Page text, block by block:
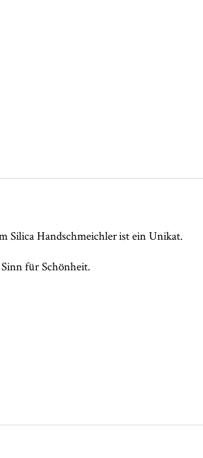
Silica Handschmeichler ist ein Unikat.
für Schönheit.